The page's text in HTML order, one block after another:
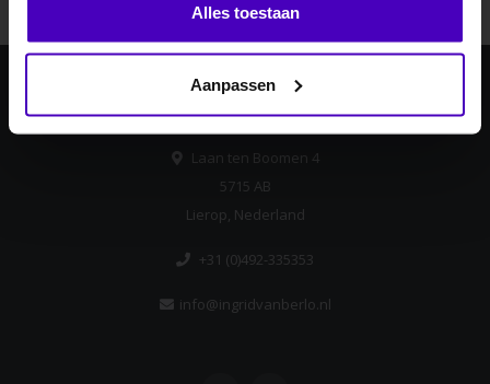
Alles toestaan
Aanpassen
Ingrid van Berlo
Laan ten Boomen 4
5715 AB
Lierop, Nederland
+31 (0)492-335353
info@ingridvanberlo.nl